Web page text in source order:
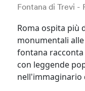
Fontana di Trevi -
Roma ospita più
monumentali
fontana
con leggende
nell'immaginario